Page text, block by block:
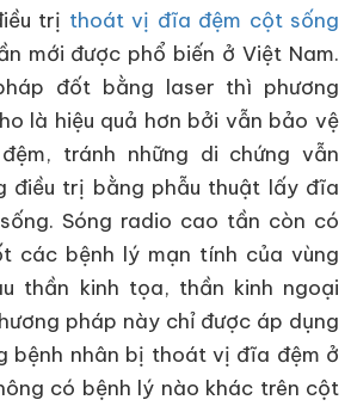
trị thoát vị đĩa đệm cột sống
mới được phổ biến ở Việt Nam.
đốt bằng laser thì phương
là hiệu quả hơn bởi vẫn bảo vệ
tránh những di chứng vẫn
điều trị bằng phẫu thuật lấy đĩa
Sóng radio cao tần còn có
các bệnh lý mạn tính của vùng
thần kinh tọa, thần kinh ngoại
pháp này chỉ được áp dụng
bệnh nhân bị thoát vị đĩa đệm ở
có bệnh lý nào khác trên cột